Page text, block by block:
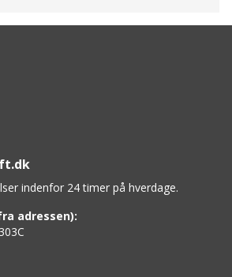
fiberfyld i højeste kvalitet og
lang med en længde på 220 cm,
kropslængde på op til 205 cm.
varmetab
snoretræk
indenfor 24 timer på hverdage.
adressen):